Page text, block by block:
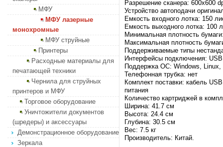
МФУ
МФУ лазерные
монохромные
МФУ струйные
Принтеры
Расходные материалы для
печатающей техники
Чернила для струйных
принтеров и МФУ
Торговое оборудование
Уничтожители документов
(шредеры) и аксессуары
Демонстрационное оборудование
Зеркала
Разрешение сканера: 600х600
Устройство автоподачи
Емкость входного лотка: 150
Емкость выходного лотка: 100
Минимальная плотность
Максимальная плотность
Поддерживаемые типы
Интерфейсы подключения: USB
Поддержка ОС: Windows, Linux,
Телефонная трубка: нет
Комплект поставки: кабель
питания
Количество картриджей в
Ширина: 41.7 см
Высота: 24.4 см
Глубина: 30.5 см
Вес: 7.5 кг
Производитель: Китай.